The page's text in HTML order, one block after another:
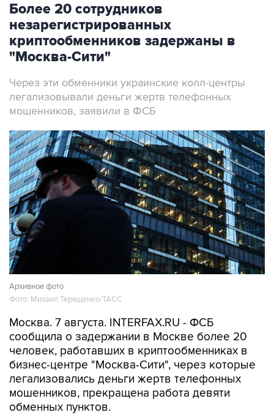
Более 20 сотрудников
незарегистрированных
криптообменников задержаны в
"Москва-Сити"
Через эти обменники украинские колл-центры
легализовывали деньги жертв телефонных
мошенников, заявили в ФСБ
Архивное фото
Фото: Михаил Терещенко/ТАСС
Москва. 7 августа. INTERFAX.RU - ФСБ
сообщила о задержании в Москве более 20
человек, работавших в криптообменниках в
бизнес-центре "Москва-Сити", через которые
легализовались деньги жертв телефонных
мошенников, прекращена работа девяти
обменных пунктов.